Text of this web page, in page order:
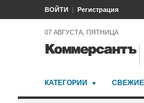
ВОЙТИ Регистрация
07 АВГУСТА, ПЯТНИЦА
КАТЕГОРИИ СВЕЖИЕ